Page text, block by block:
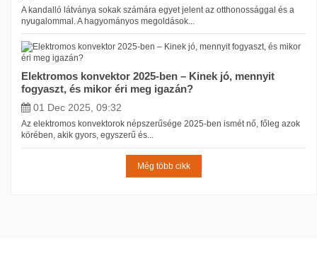
ATLANTIC 21
Bonjour
BVF 8
Electrolux 9
A kandalló látványa sokak számára egyet jelent az otthonossággal és a
nyugalommal. A hagyományos megoldások...
Elektromos konvektor 2025-ben – Kinek jó, mennyit
fogyaszt, és mikor éri meg igazán?
01 Dec 2025, 09:32
Az elektromos konvektorok népszerűsége 2025-ben ismét nő, főleg azok
körében, akik gyors, egyszerű és...
Még több cikk